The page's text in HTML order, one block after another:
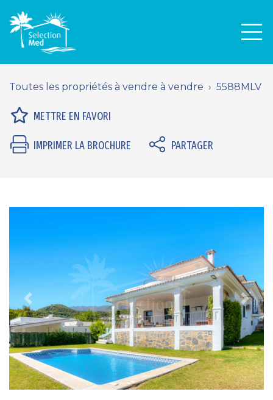
Toutes les propriétés à vendre à vendre 5588MLV
METTRE EN FAVORI
IMPRIMER LA BROCHURE PARTAGER
Previous Next